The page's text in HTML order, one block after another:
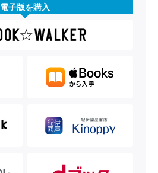
電子版を購入